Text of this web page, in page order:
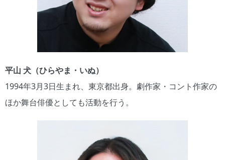
平山 犬（ひらやま・いぬ）
1994年3月3日生まれ、東京都出身。劇作家・コント作家の
ほか舞台俳優としても活動を行う。